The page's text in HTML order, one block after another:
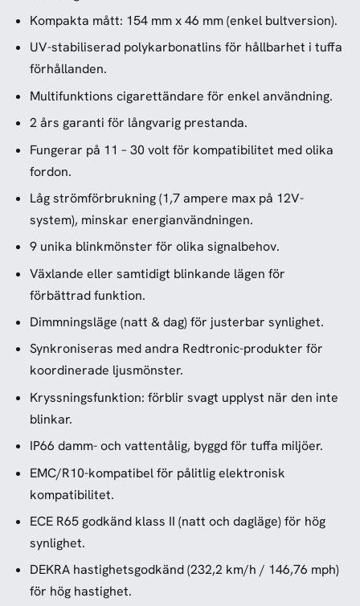
Kompakta mått: 154 mm x 46 mm (enkel bultversion).
UV-stabiliserad polykarbonatlins för hållbarhet i tuffa
förhållanden.
Multifunktions cigarettändare för enkel användning.
2 års garanti för långvarig prestanda.
Fungerar på 11 – 30 volt för kompatibilitet med olika
fordon.
Låg strömförbrukning (1,7 ampere max på 12V-
system), minskar energianvändningen.
9 unika blinkmönster för olika signalbehov.
Växlande eller samtidigt blinkande lägen för
förbättrad funktion.
Dimmningsläge (natt & dag) för justerbar synlighet.
Synkroniseras med andra Redtronic-produkter för
koordinerade ljusmönster.
Kryssningsfunktion: förblir svagt upplyst när den inte
blinkar.
IP66 damm- och vattentålig, byggd för tuffa miljöer.
EMC/R10-kompatibel för pålitlig elektronisk
kompatibilitet.
ECE R65 godkänd klass II (natt och dagläge) för hög
synlighet.
DEKRA hastighetsgodkänd (232,2 km/h / 146,76 mph)
för hög hastighet.